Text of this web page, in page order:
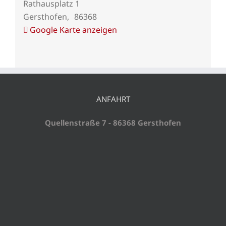
Rathausplatz 1
Gersthofen, 86368
Google Karte anzeigen
ANFAHRT
Quellenstraße 7 - 86368 Gersthofen